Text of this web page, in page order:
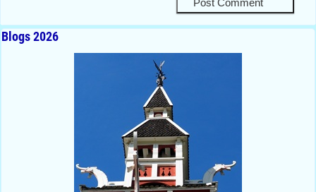
Blogs 2026